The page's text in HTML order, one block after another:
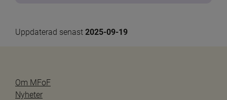
Uppdaterad senast 2025-09-19
Om MFoF
Nyheter